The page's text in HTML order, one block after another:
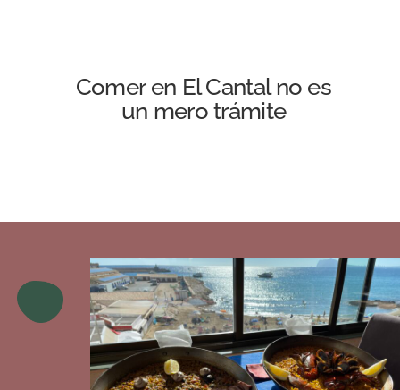
Comer en El Cantal no es
un mero trámite